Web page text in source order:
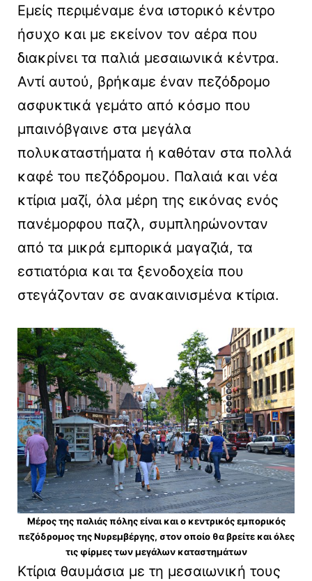
Εμείς περιμέναμε ένα ιστορικό κέντρο
ήσυχο και με εκείνον τον αέρα που
διακρίνει τα παλιά μεσαιωνικά κέντρα.
Αντί αυτού, βρήκαμε έναν πεζόδρομο
ασφυκτικά γεμάτο από κόσμο που
μπαινόβγαινε στα μεγάλα
πολυκαταστήματα ή καθόταν στα πολλά
καφέ του πεζόδρομου. Παλαιά και νέα
κτίρια μαζί, όλα μέρη της εικόνας ενός
πανέμορφου παζλ, συμπληρώνονταν
από τα μικρά εμπορικά μαγαζιά, τα
εστιατόρια και τα ξενοδοχεία που
στεγάζονταν σε ανακαινισμένα κτίρια.
Μέρος της παλιάς πόλης είναι και ο κεντρικός εμπορικός
πεζόδρομος της Νυρεμβέργης, στον οποίο θα βρείτε και όλες
τις φίρμες των μεγάλων καταστημάτων
Κτίρια θαυμάσια με τη μεσαιωνική τους